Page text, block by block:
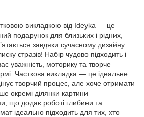
викладкою від Ideyka — це
подарунок для близьких і рідних,
завдяки сучасному дизайну
стразів! Набір чудово підходить і
уважність, моторику та творче
Часткова викладка — це ідеальне
творчий процес, але хоче отримати
окремі ділянки картини
що додає роботі глибини та
ідеально підходить для тих, хто